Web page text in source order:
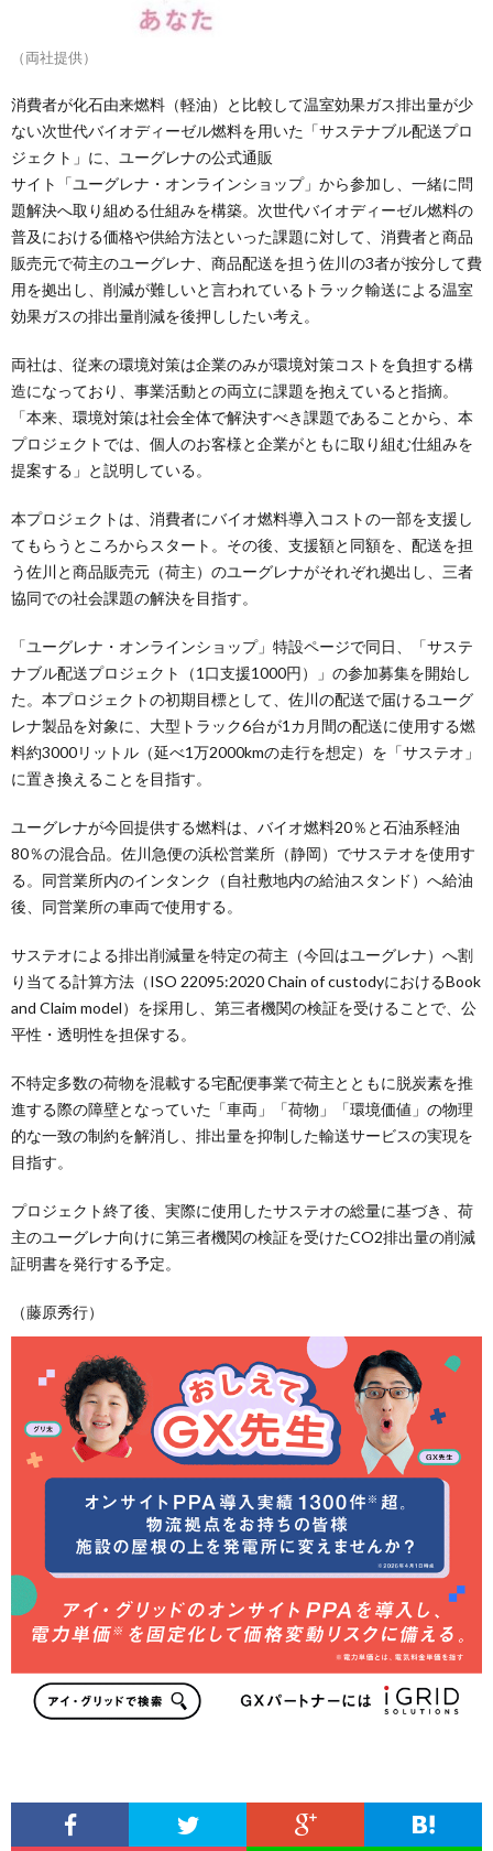
（両社提供）
消費者が化石由来燃料（軽油）と比較して温室効果ガス排出量が少
ない次世代バイオディーゼル燃料を用いた「サステナブル配送プロ
ジェクト」に、ユーグレナの公式通販
サイト「ユーグレナ・オンラインショップ」から参加し、一緒に問
題解決へ取り組める仕組みを構築。次世代バイオディーゼル燃料の
普及における価格や供給方法といった課題に対して、消費者と商品
販売元で荷主のユーグレナ、商品配送を担う佐川の3者が按分して費
用を拠出し、削減が難しいと言われているトラック輸送による温室
効果ガスの排出量削減を後押ししたい考え。
両社は、従来の環境対策は企業のみが環境対策コストを負担する構
造になっており、事業活動との両立に課題を抱えていると指摘。
「本来、環境対策は社会全体で解決すべき課題であることから、本
プロジェクトでは、個人のお客様と企業がともに取り組む仕組みを
提案する」と説明している。
本プロジェクトは、消費者にバイオ燃料導入コストの一部を支援し
てもらうところからスタート。その後、支援額と同額を、配送を担
う佐川と商品販売元（荷主）のユーグレナがそれぞれ拠出し、三者
協同での社会課題の解決を目指す。
「ユーグレナ・オンラインショップ」特設ページで同日、「サステ
ナブル配送プロジェクト（1口支援1000円）」の参加募集を開始し
た。本プロジェクトの初期目標として、佐川の配送で届けるユーグ
レナ製品を対象に、大型トラック6台が1カ月間の配送に使用する燃
料約3000リットル（延べ1万2000kmの走行を想定）を「サステオ」
に置き換えることを目指す。
ユーグレナが今回提供する燃料は、バイオ燃料20％と石油系軽油
80％の混合品。佐川急便の浜松営業所（静岡）でサステオを使用す
る。同営業所内のインタンク（自社敷地内の給油スタンド）へ給油
後、同営業所の車両で使用する。
サステオによる排出削減量を特定の荷主（今回はユーグレナ）へ割
り当てる計算方法（ISO 22095:2020 Chain of custodyにおけるBook
and Claim model）を採用し、第三者機関の検証を受けることで、公
平性・透明性を担保する。
不特定多数の荷物を混載する宅配便事業で荷主とともに脱炭素を推
進する際の障壁となっていた「車両」「荷物」「環境価値」の物理
的な一致の制約を解消し、排出量を抑制した輸送サービスの実現を
目指す。
プロジェクト終了後、実際に使用したサステオの総量に基づき、荷
主のユーグレナ向けに第三者機関の検証を受けたCO2排出量の削減
証明書を発行する予定。
（藤原秀行）